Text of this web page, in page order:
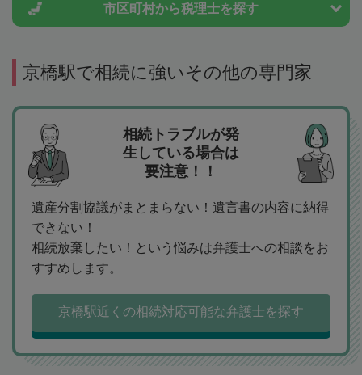
市区町村から税理士を探す
京橋駅で相続に強いその他の専門家
相続トラブルが発
生している場合は
要注意！！
遺産分割協議がまとまらない！遺言書の内容に納得
できない！
相続放棄したい！という悩みは弁護士への相談をお
すすめします。
京橋駅近くの相続対応可能な弁護士を探す